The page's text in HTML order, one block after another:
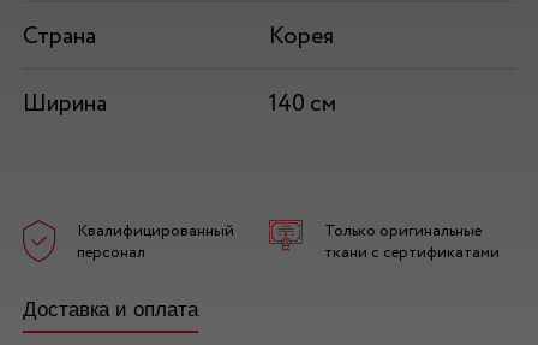
Страна
Корея
Ширина
140 см
Квалифицированный
персонал
Только оригинальные
ткани с сертификатами
Доставка и оплата